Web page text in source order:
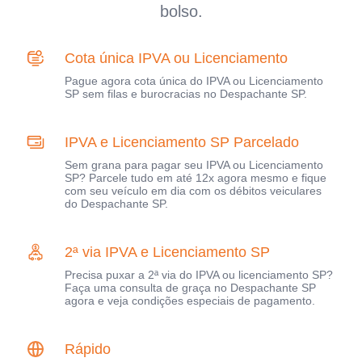
bolso.
Cota única IPVA ou Licenciamento
Pague agora cota única do IPVA ou Licenciamento
SP sem filas e burocracias no Despachante SP.
IPVA e Licenciamento SP Parcelado
Sem grana para pagar seu IPVA ou Licenciamento
SP? Parcele tudo em até 12x agora mesmo e fique
com seu veículo em dia com os débitos veiculares
do Despachante SP.
2ª via IPVA e Licenciamento SP
Precisa puxar a 2ª via do IPVA ou licenciamento SP?
Faça uma consulta de graça no Despachante SP
agora e veja condições especiais de pagamento.
Rápido